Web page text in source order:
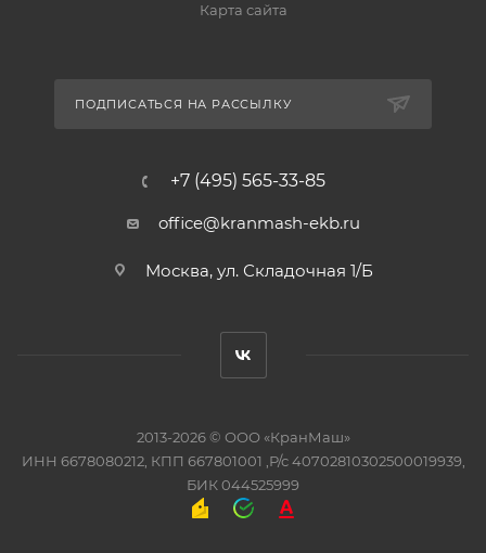
Карта сайта
ПОДПИСАТЬСЯ НА РАССЫЛКУ
+7 (495) 565-33-85
office@kranmash-ekb.ru
Москва, ул. Складочная 1/Б
2013-2026 © ООО «КранМаш»
ИНН 6678080212, КПП 667801001 ,Р/с 40702810302500019939,
БИК 044525999